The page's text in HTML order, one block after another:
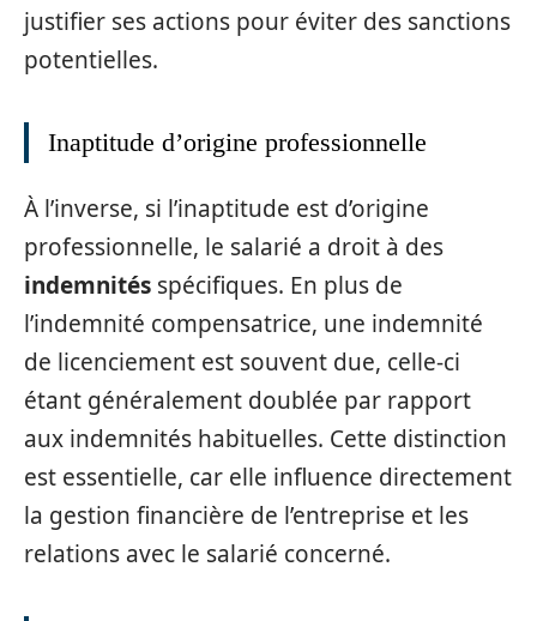
justifier ses actions pour éviter des sanctions
potentielles.
Inaptitude d’origine professionnelle
À l’inverse, si l’inaptitude est d’origine
professionnelle, le salarié a droit à des
indemnités spécifiques. En plus de
l’indemnité compensatrice, une indemnité
de licenciement est souvent due, celle-ci
étant généralement doublée par rapport
aux indemnités habituelles. Cette distinction
est essentielle, car elle influence directement
la gestion financière de l’entreprise et les
relations avec le salarié concerné.